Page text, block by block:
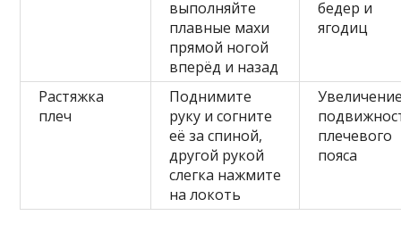
выполняйте
плавные махи
прямой ногой
вперёд и назад
бедер и
ягодиц
Растяжка
плеч
Поднимите
руку и согните
её за спиной,
другой рукой
слегка нажмите
на локоть
плечевого
пояса